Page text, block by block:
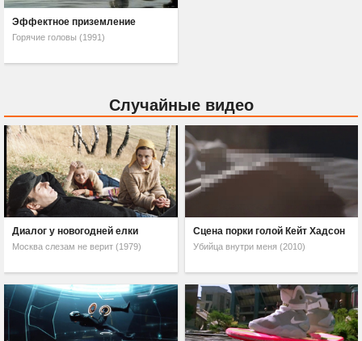
Эффектное приземление
Горячие головы (1991)
Случайные видео
Диалог у новогодней елки
Москва слезам не верит (1979)
Сцена порки голой Кейт Хадсон
Убийца внутри меня (2010)